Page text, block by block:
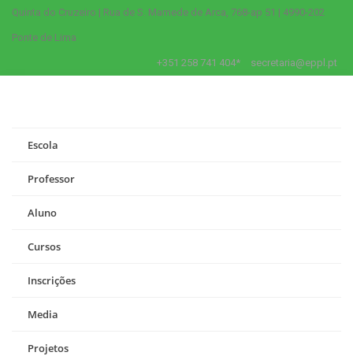
Quinta do Cruzeiro | Rua de S. Mamede de Arca, 768-ap 51 | 4990-202
Ponte de Lima
+351 258 741 404* secretaria@eppl.pt
Escola
Professor
Aluno
Cursos
Inscrições
Media
Projetos